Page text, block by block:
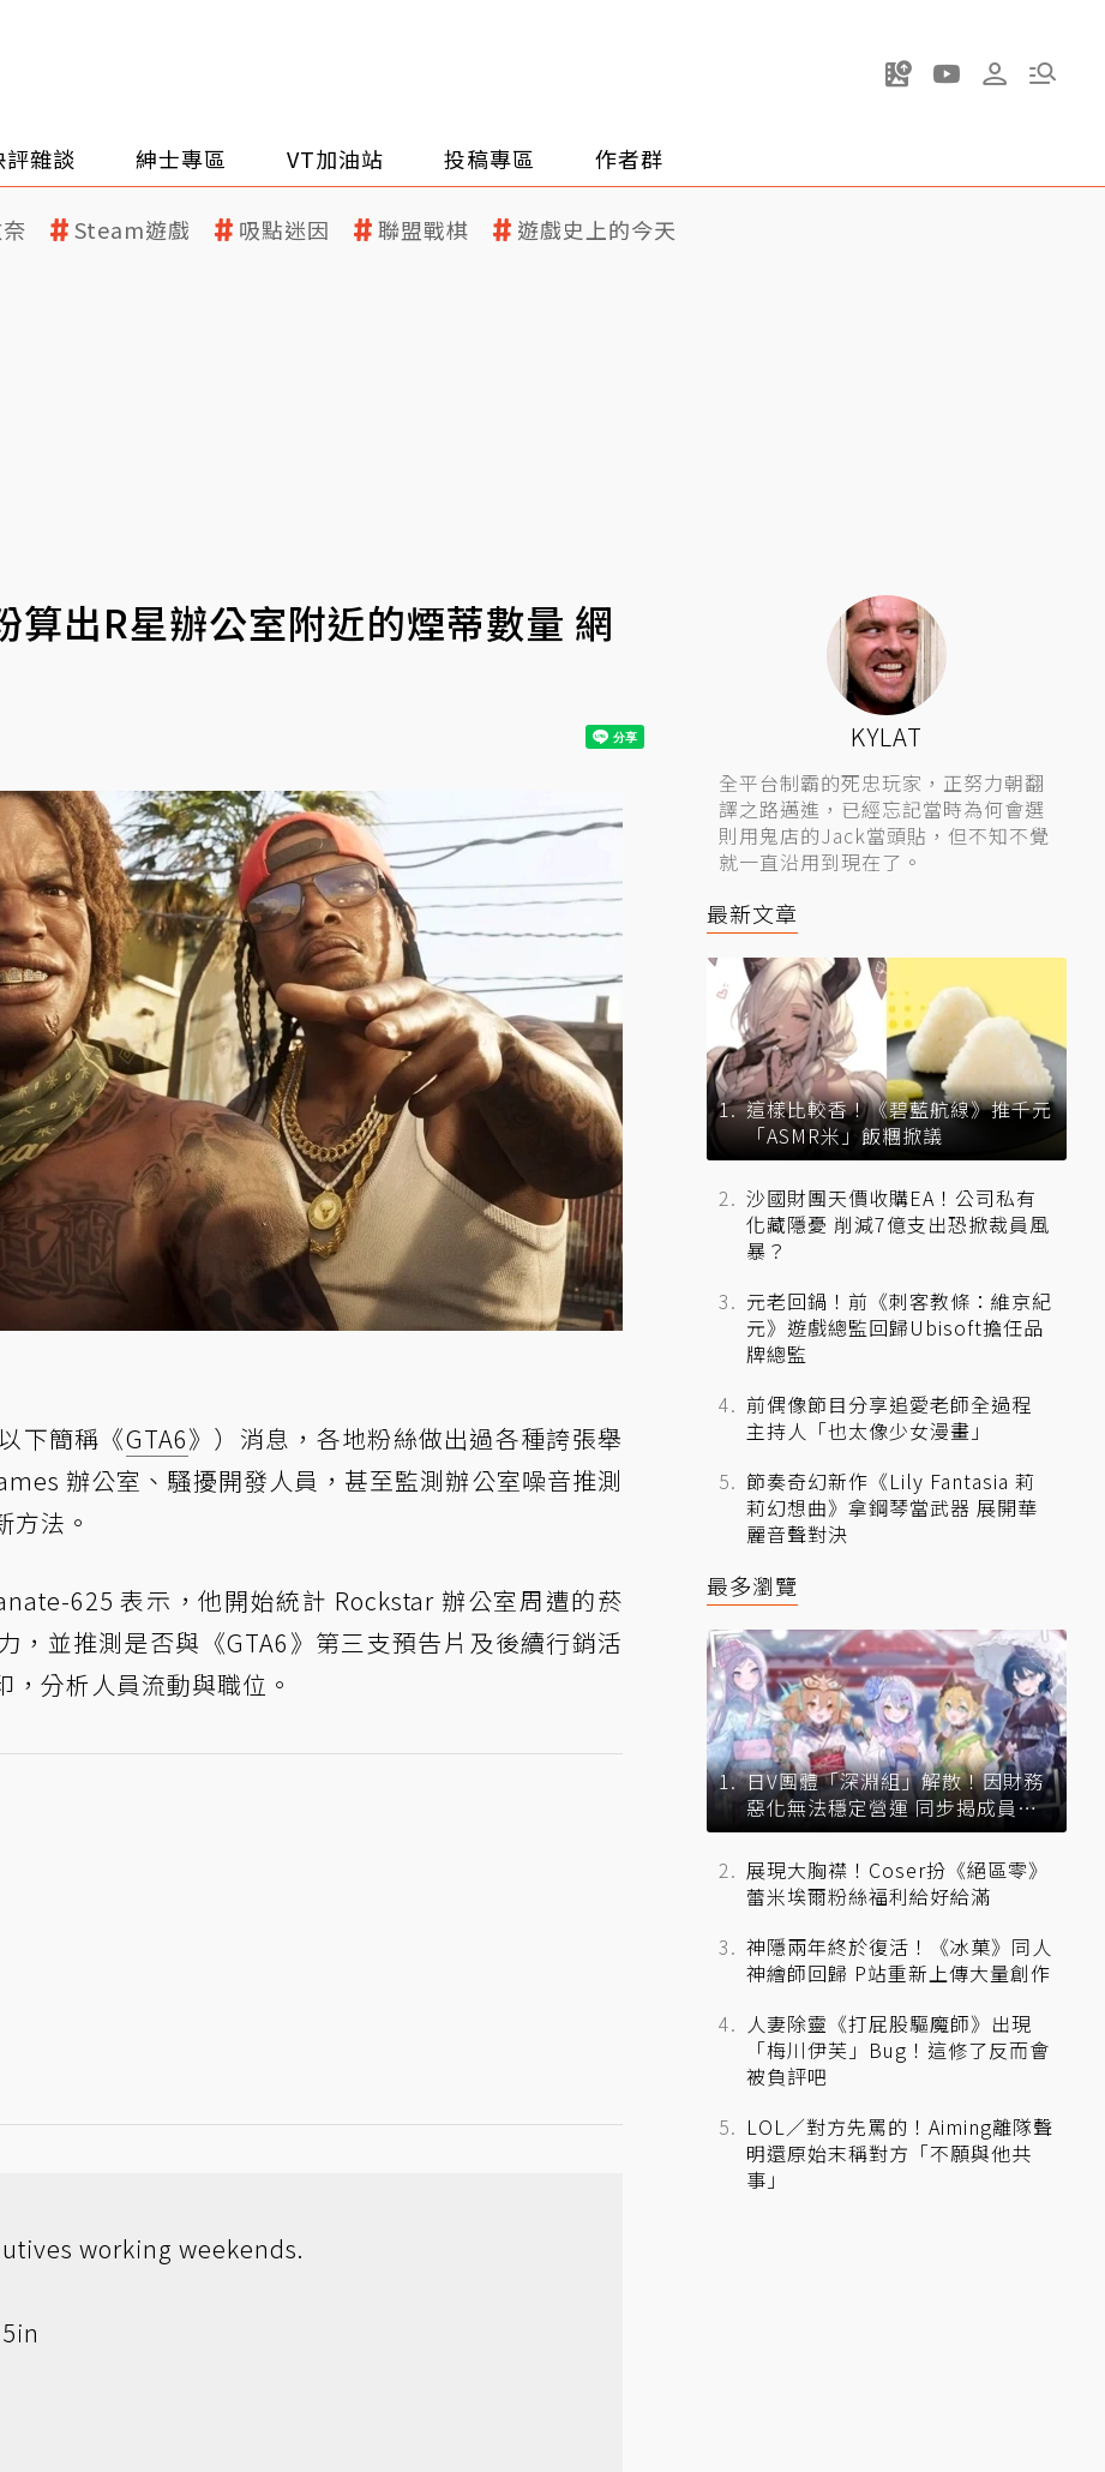
評雜談 紳士專區 VT加油站 投稿專區 作者群
Steam遊戲 吸點迷因 聯盟戰棋 遊戲史上的今天
算出R星辦公室附近的煙蒂數量 網
下簡稱《GTA6》）消息，各地粉絲做出過各種誇張舉
辦公室、騷擾開發人員，甚至監測辦公室噪音推測
方法。
625 表示，他開始統計 Rockstar 辦公室周遭的菸
，並推測是否與《GTA6》第三支預告片及後續行銷活
分析人員流動與職位。
working weekends.
in
KYLAT
全平台制霸的死忠玩家，正努力朝翻
譯之路邁進，已經忘記當時為何會選
則用鬼店的Jack當頭貼，但不知不覺
就一直沿用到現在了。
最新文章
這樣比較香！《碧藍航線》推千元
「ASMR米」飯糰掀議
沙國財團天價收購EA！公司私有
化藏隱憂 削減7億支出恐掀裁員風
暴？
元老回鍋！前《刺客教條：維京紀
元》遊戲總監回歸Ubisoft擔任品
牌總監
前偶像節目分享追愛老師全過程
主持人「也太像少女漫畫」
節奏奇幻新作《Lily Fantasia 莉
莉幻想曲》拿鋼琴當武器 展開華
麗音聲對決
最多瀏覽
日V團體「深淵組」解散！因財務
惡化無法穩定營運 同步揭成員未
來去向
展現大胸襟！Coser扮《絕區零》
蕾米埃爾粉絲福利給好給滿
神隱兩年終於復活！《冰菓》同人
神繪師回歸 P站重新上傳大量創作
人妻除靈《打屁股驅魔師》出現
「梅川伊芙」Bug！這修了反而會
被負評吧
LOL／對方先罵的！Aiming離隊聲
明還原始末稱對方「不願與他共
事」